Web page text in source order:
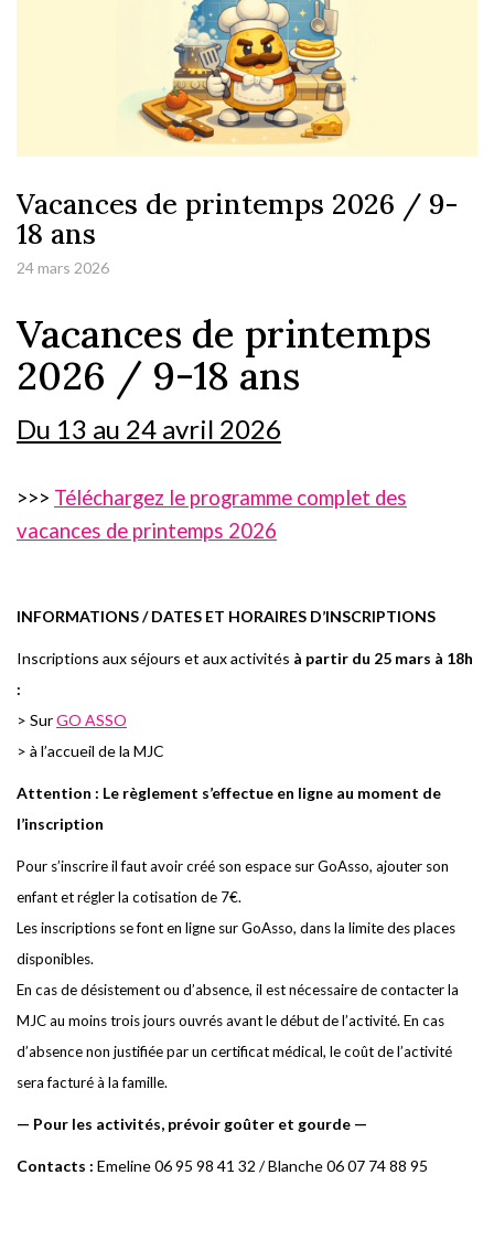
Vacances de printemps 2026 / 9-
18 ans
24 mars 2026
Vacances de printemps
2026 / 9-18 ans
Du 13 au 24 avril 2026
>>> Téléchargez le programme complet des
vacances de printemps 2026
INFORMATIONS / DATES ET HORAIRES D’INSCRIPTIONS
Inscriptions aux séjours et aux activités à partir du 25 mars à 18h
:
> SurGO ASSO
> à l’accueil de la MJC
Attention : Le règlement s’effectue en ligne au moment de
l’inscription
Pour s’inscrire il faut avoir créé son espace sur GoAsso, ajouter son
enfant et régler la cotisation de 7€.
Les inscriptions se font en ligne sur GoAsso, dans la limite des places
disponibles.
En cas de désistement ou d’absence, il est nécessaire de contacter la
MJC au moins trois jours ouvrés avant le début de l’activité. En cas
d’absence non justifiée par un certificat médical, le coût de l’activité
sera facturé à la famille.
— Pour les activités, prévoirgoûter et gourde —
Contacts : Emeline 06 95 98 41 32 /Blanche 06 07 74 88 95